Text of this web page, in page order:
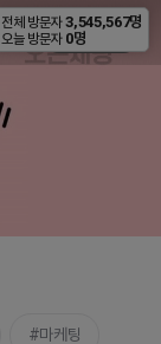
비공개
마케팅
전체 방문자 3,545,567명
오늘 방문자 0명